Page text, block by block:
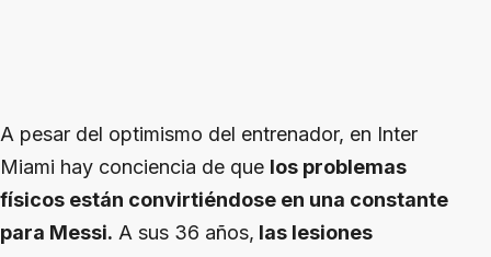
A pesar del optimismo del entrenador, en Inter
Miami hay conciencia de que los problemas
físicos están convirtiéndose en una constante
para Messi. A sus 36 años, las lesiones